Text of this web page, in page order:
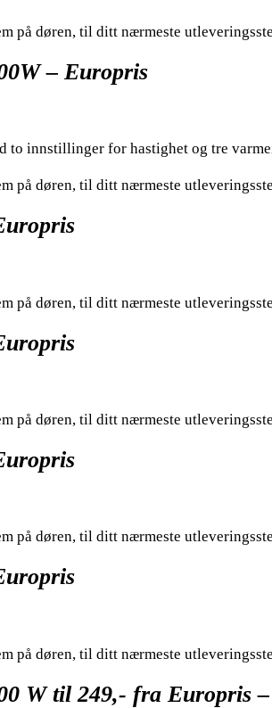
på døren, til ditt nærmeste
– Europris
to innstillinger for hastighet og tre
på døren, til ditt nærmeste
på døren, til ditt nærmeste
på døren, til ditt nærmeste
på døren, til ditt nærmeste
på døren, til ditt nærmeste
W til 249,- fra Europris